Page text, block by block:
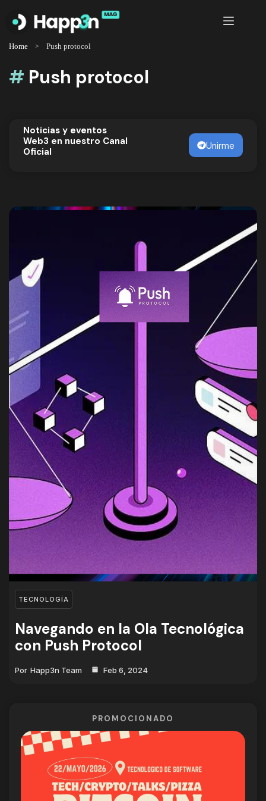
contenido
Home Push protocol
# Push protocol
Noticias y eventos
Web3 en nuestro Canal
Oficial
Unirme
TECNOLOGÍA
Navegando en la Ola Tecnológica
con Push Protocol
Por Happ3n Team Feb 6, 2024
PROMOCIONADO